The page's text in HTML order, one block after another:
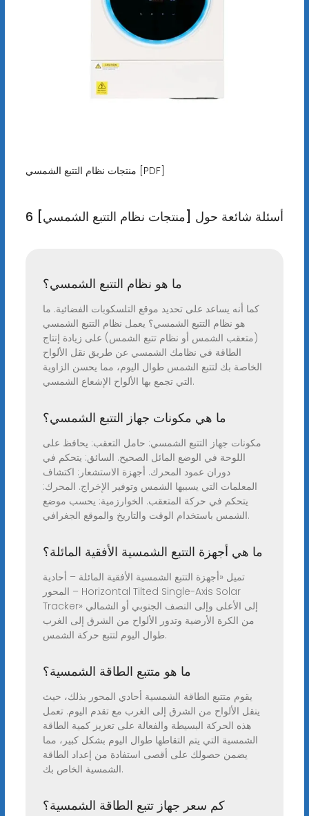
منتجات نظام التتبع الشمسي [PDF]
6 أسئلة شائعة حول [منتجات نظام التتبع الشمسي]
ما هو نظام التتبع الشمسي؟
كما أنه يساعد على تحديد موقع التلسكوبات الفضائية. ما
هو نظام التتبع الشمسي؟ يعمل نظام التتبع الشمسي
(متعقب الشمس أو نظام تتبع الشمس) على زيادة إنتاج
الطاقة في نظامك الشمسي عن طريق نقل الألواح
الخاصة بك لتتبع الشمس طوال اليوم، مما يحسن الزاوية
التي تجمع بها الألواح الإشعاع الشمسي.
ما هي مكونات جهاز التتبع الشمسي؟
مكونات جهاز التتبع الشمسي: حامل التعقب: يحافظ على
اللوحة في الوضع المائل الصحيح. السائق: يتحكم في
دوران عمود المحرك. أجهزة الاستشعار: اكتشاف
المعلمات التي يسببها الشمس وتوفير الإخراج. المحرك:
يتحكم في حركة المتعقب. الخوارزمية: يحسب موضع
الشمس باستخدام الوقت والتاريخ والموقع الجغرافي.
ما هي أجهزة التتبع الشمسية الأفقية المائلة؟
تميل «أجهزة التتبع الشمسية الأفقية المائلة – أحادية
المحور – Horizontal Tilted Single-Axis Solar
Tracker» إلى الأعلى وإلى النصف الجنوبي أو الشمالي
من الكرة الأرضية وتدور الألواح من الشرق إلى الغرب
طوال اليوم لتتبع حركة الشمس.
ما هو متتبع الطاقة الشمسية؟
يقوم متتبع الطاقة الشمسية أحادي المحور بذلك، حيث
ينقل الألواح من الشرق إلى الغرب مع تقدم اليوم. تعمل
هذه الحركة البسيطة والفعالة على تعزيز كمية الطاقة
الشمسية التي يتم التقاطها طوال اليوم بشكل كبير، مما
يضمن حصولك على أقصى استفادة من إعداد الطاقة
الشمسية الخاص بك.
كم سعر جهاز تتبع الطاقة الشمسية؟